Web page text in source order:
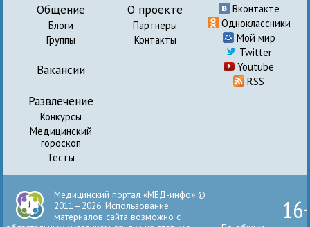
Общение
Блоги
Группы
Вакансии
Развлечение
Конкурсы
Медицинский
гороскоп
Тесты
О проекте
Партнеры
Контакты
Вконтакте
Одноклассники
Мой мир
Twitter
Youtube
RSS
Медицинский портал «МЕД-инфо» ©
2011—2026. Использование
материалов сайта возможно с